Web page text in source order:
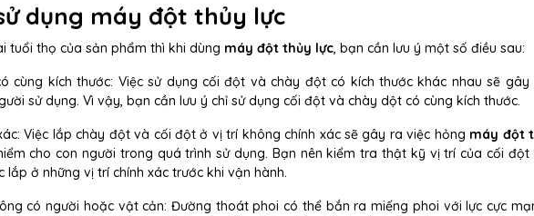
dụng máy đột thủy lực
thọ của sản phẩm thì khi dùng máy đột thủy lực, bạn cần lưu ý một số điều sau:
cùng kích thước: Việc sử dụng cối đột và chày đột có kích thước khác nhau sẽ gây
sử dụng. Vì vậy, bạn cần lưu ý chỉ sử dụng cối đột và chày dột có cùng kích thước.
Việc lắp chày đột và cối đột ở vị trí không chính xác sẽ gây ra việc hỏng máy đột
cho con người trong quá trình sử dụng. Bạn nên kiểm tra thật kỹ vị trí của cối đột
ở những vị trí chính xác trước khi vận hành.
có người hoặc vật cản: Đường thoát phoi có thể bắn ra miếng phoi với lực cực